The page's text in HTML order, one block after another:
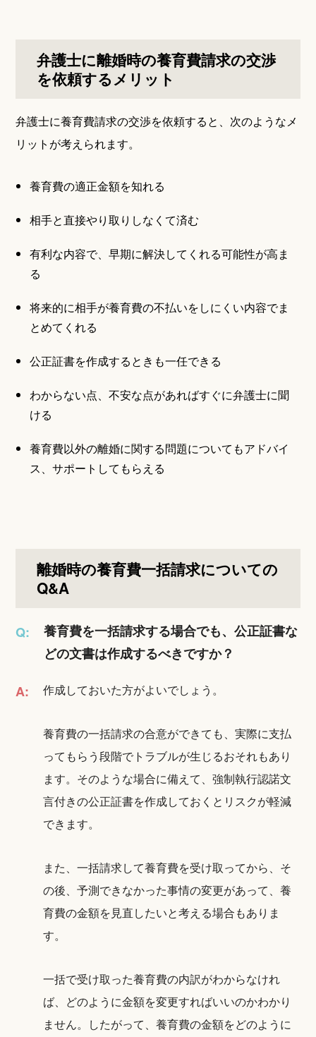
弁護士に離婚時の養育費請求の交渉
を依頼するメリット
弁護士に養育費請求の交渉を依頼すると、次のようなメ
リットが考えられます。
養育費の適正金額を知れる
相手と直接やり取りしなくて済む
有利な内容で、早期に解決してくれる可能性が高ま
る
将来的に相手が養育費の不払いをしにくい内容でま
とめてくれる
公正証書を作成するときも一任できる
わからない点、不安な点があればすぐに弁護士に聞
ける
養育費以外の離婚に関する問題についてもアドバイ
ス、サポートしてもらえる
離婚時の養育費一括請求についての
Q&A
Q:
養育費を一括請求する場合でも、公正証書な
どの文書は作成するべきですか？
A: 作成しておいた方がよいでしょう。
養育費の一括請求の合意ができても、実際に支払
ってもらう段階でトラブルが生じるおそれもあり
ます。そのような場合に備えて、強制執行認諾文
言付きの公正証書を作成しておくとリスクが軽減
できます。
また、一括請求して養育費を受け取ってから、そ
の後、予測できなかった事情の変更があって、養
育費の金額を見直したいと考える場合もありま
す。
一括で受け取った養育費の内訳がわからなけれ
ば、どのように金額を変更すればいいのかわかり
ません。したがって、養育費の金額をどのように